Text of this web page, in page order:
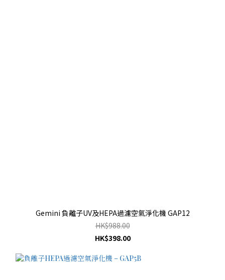
Gemini 負離子UV及HEPA過濾空氣淨化機 GAP12
HK$988.00
HK$398.00